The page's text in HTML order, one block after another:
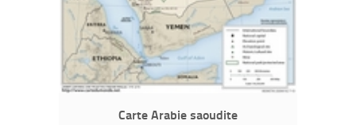
Carte Arabie saoudite